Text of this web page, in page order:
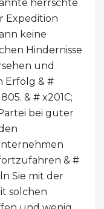
herrschte
Expedition
keine
Hindernisse
und
Erfolg & #
& # x201C;
bei guter
& #
Sie mit der
solchen